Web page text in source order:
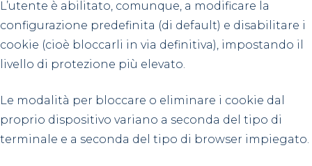
L’utente è abilitato, comunque, a modificare la
configurazione predefinita (di default) e disabilitare i
cookie (cioè bloccarli in via definitiva), impostando il
livello di protezione più elevato.
Le modalità per bloccare o eliminare i cookie dal
proprio dispositivo variano a seconda del tipo di
terminale e a seconda del tipo di browser impiegato.